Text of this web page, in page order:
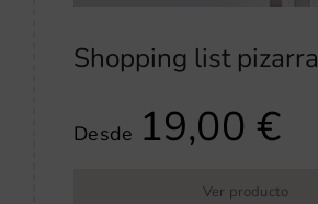
Shopping list pizarra
Desde 19,00€
Ver producto